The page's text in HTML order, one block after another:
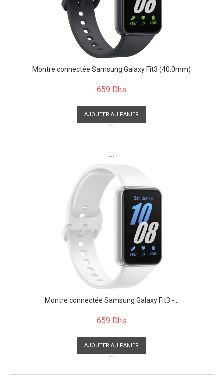
Montre connectée Samsung Galaxy Fit3 (40.0mm)
659 Dhs
AJOUTER AU PANIER
```
```
Montre connectée Samsung Galaxy Fit3 -...
659 Dhs
AJOUTER AU PANIER
```